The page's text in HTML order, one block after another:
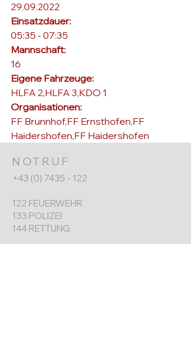
29.09.2022
Einsatzdauer:
05:35 - 07:35
Mannschaft:
16
Eigene Fahrzeuge:
HLFA 2,HLFA 3,KDO 1
Organisationen:
FF Brunnhof,FF Ernsthofen,FF
Haidershofen,FF Haidershofen
NOTRUF
+43 (0) 7435 - 122
122 FEUERWEHR
133 POLIZEI
144 RETTUNG